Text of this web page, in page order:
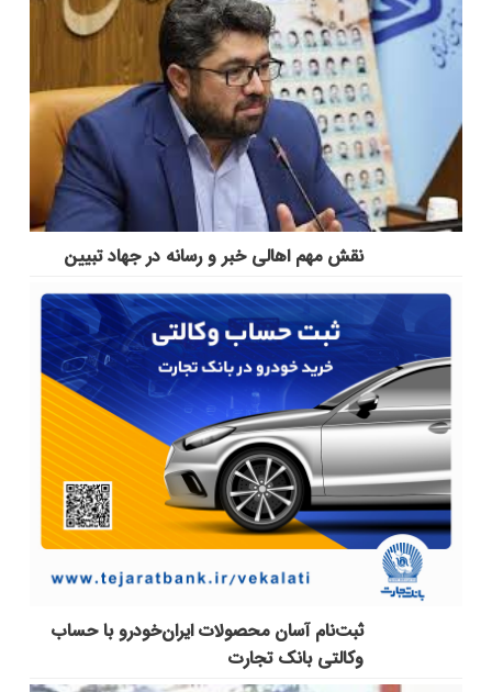
نقش مهم اهالی خبر و رسانه در جهاد تبیین
ثبت‌نام آسان محصولات ایران‌خودرو با حساب
وکالتی بانک تجارت